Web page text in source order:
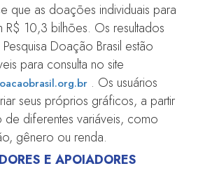
que as doações individuais para
R$ 10,3 bilhões. Os resultados
Doação Brasil estão
para consulta no site
. Os usuários
seus próprios gráficos, a partir
de diferentes variáveis, como
gênero ou renda.
E APOIADORES